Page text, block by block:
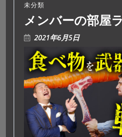
未分類
メンバーの部屋
2021年6月5日